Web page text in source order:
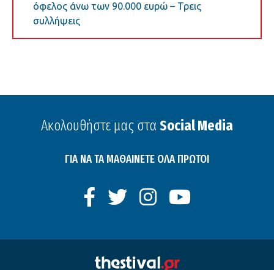
όφελος άνω των 90.000 ευρώ – Τρεις
συλλήψεις
Ακολουθήστε μας στα Social Media
ΓΙΑ ΝΑ ΤΑ ΜΑΘΑΙΝΕΤΕ ΟΛΑ ΠΡΩΤΟΙ